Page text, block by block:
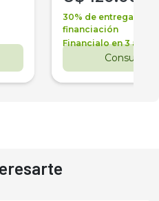
30% de entrega +
financiación
Financialo en 3 años
Consultar